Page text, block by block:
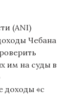
(ANI)
Чебана
им на суды в
доходы «с